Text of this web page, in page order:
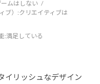
ームはしない
ブ）:クリエイティブは
:満足している
イリッシュなデザイン